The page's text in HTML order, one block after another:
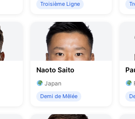
Troisième Ligne
Naoto Saito
Japan
Demi de Mêlée